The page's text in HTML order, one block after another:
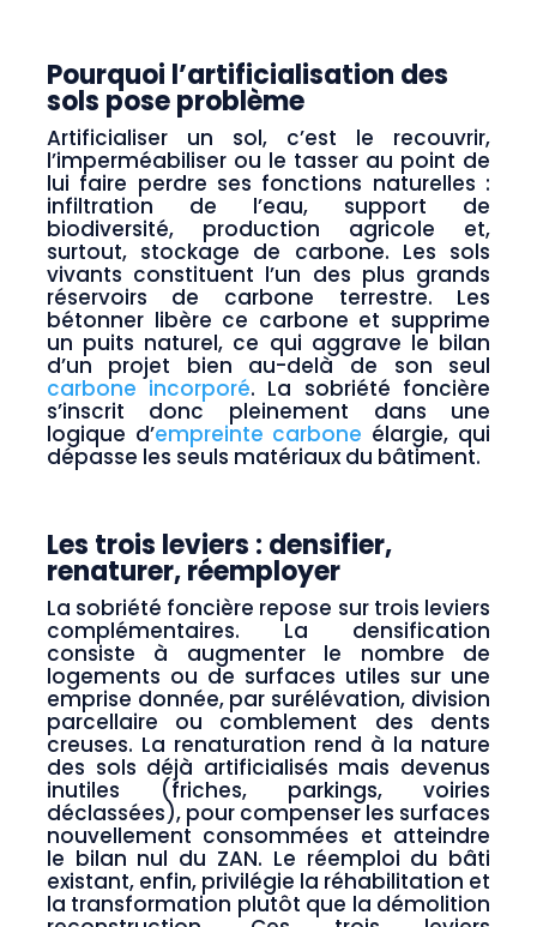
Pourquoi l’artificialisation des
sols pose problème
Artificialiser un sol, c’est le recouvrir,
l’imperméabiliser ou le tasser au point de
lui faire perdre ses fonctions naturelles :
infiltration de l’eau, support de
biodiversité, production agricole et,
surtout, stockage de carbone. Les sols
vivants constituent l’un des plus grands
réservoirs de carbone terrestre. Les
bétonner libère ce carbone et supprime
un puits naturel, ce qui aggrave le bilan
d’un projet bien au-delà de son seul
carbone incorporé. La sobriété foncière
s’inscrit donc pleinement dans une
logique d’empreinte carbone élargie, qui
dépasse les seuls matériaux du bâtiment.
Les trois leviers : densifier,
renaturer, réemployer
La sobriété foncière repose sur trois leviers
complémentaires. La densification
consiste à augmenter le nombre de
logements ou de surfaces utiles sur une
emprise donnée, par surélévation, division
parcellaire ou comblement des dents
creuses. La renaturation rend à la nature
des sols déjà artificialisés mais devenus
inutiles (friches, parkings, voiries
déclassées), pour compenser les surfaces
nouvellement consommées et atteindre
le bilan nul du ZAN. Le réemploi du bâti
existant, enfin, privilégie la réhabilitation et
la transformation plutôt que la démolition